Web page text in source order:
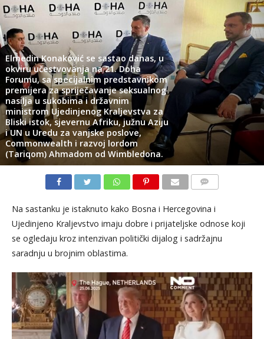
Elmedin Konaković se sastao danas, u
okviru učestvovanja na 21. Doha
Forumu, sa specijalnim predstavnikom
premijera za spriječavanje seksualnog
nasilja u sukobima i državnim
ministrom Ujedinjenog Kraljevstva za
Bliski istok, sjevernu Afriku, južnu Aziju
i UN u Uredu za vanjske poslove,
Commonwealth i razvoj lordom
(Tariqom) Ahmadom od Wimbledona.
Na sastanku je istaknuto kako Bosna i Hercegovina i
Ujedinjeno Kraljevstvo imaju dobre i prijateljske odnose koji
se ogledaju kroz intenzivan politički dijalog i sadržajnu
saradnju u brojnim oblastima.